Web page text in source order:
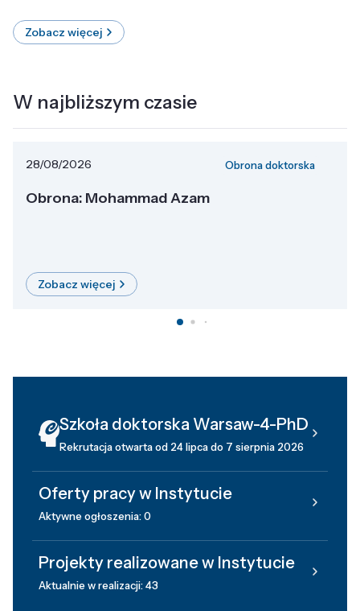
Zobacz więcej
W najbliższym czasie
28/08/2026 Obrona doktorska
Obrona: Mohammad Azam
Zobacz więcej
Szkoła doktorska Warsaw-4-PhD
Rekrutacja otwarta od 24 lipca do 7 sierpnia 2026
Oferty pracy w Instytucie
Aktywne ogłoszenia: 0
Projekty realizowane w Instytucie
Aktualnie w realizacji: 43